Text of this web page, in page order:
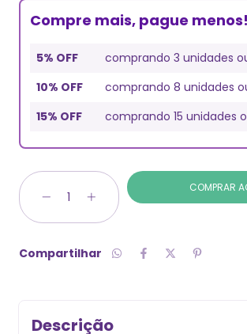
Compre mais, pague menos!
5% OFF
comprando 3 unidades
10% OFF
comprando 8 unidades
15% OFF
comprando 15 unidades
Compartilhar
Descrição